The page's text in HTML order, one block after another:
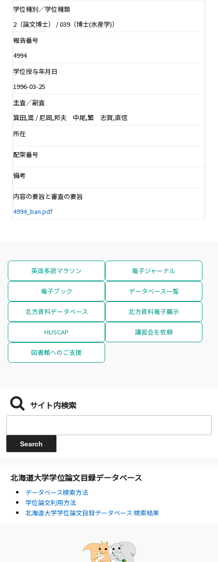
学位種別／学位種類
2（論文博士） / 039（博士(水産学)）
報告番号
4994
学位授与年月日
1996-03-25
主査／副査
箕田,嵩 / 尼岡,邦夫 中尾,繁 志賀,直信
所在
配架番号
備考
内容の要旨と審査の要旨
4994_ban.pdf
英語多読マラソン 電子ジャーナル
電子ブック データベース一覧
北方資料データベース 北方資料電子展示
HUSCAP 講習会を依頼
図書館へのご支援
サイト内検索
北海道大学学位論文目録データベース
データベース検索方法
学位論文利用方法
北海道大学学位論文目録データベース 検索結果